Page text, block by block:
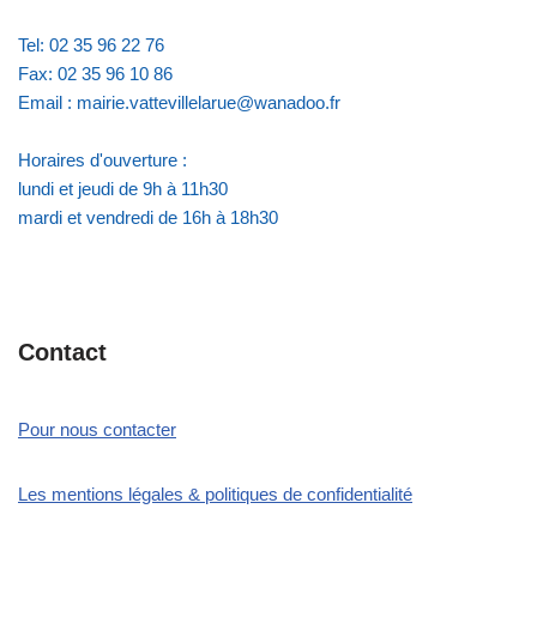
Tel: 02 35 96 22 76
Fax: 02 35 96 10 86
Email : mairie.vattevillelarue@wanadoo.fr
Horaires d'ouverture :
lundi et jeudi de 9h à 11h30
mardi et vendredi de 16h à 18h30
Contact
Pour nous contacter
Les mentions légales & politiques de confidentialité